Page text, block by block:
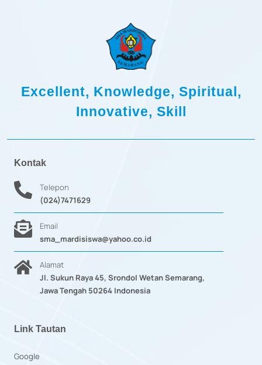
Excellent, Knowledge, Spiritual,
Innovative, Skill
Kontak
Telepon
(024)7471629
Email
sma_mardisiswa@yahoo.co.id
Alamat
Jl. Sukun Raya 45, Srondol Wetan Semarang,
Jawa Tengah 50264 Indonesia
Link Tautan
Google